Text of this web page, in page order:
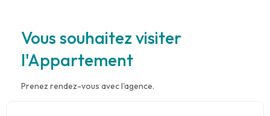
Vous souhaitez visiter
l'Appartement
Prenez rendez-vous avec l'agence.